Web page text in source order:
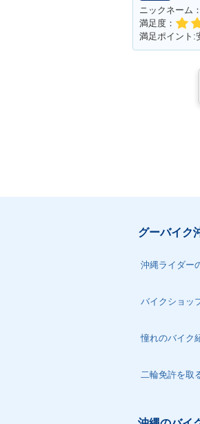
2007年
0
ニックネーム
満足度：
満足ポイント:
グーバイク
沖縄ライダー
バイクショッ
憧れのバイク
二輪免許を取